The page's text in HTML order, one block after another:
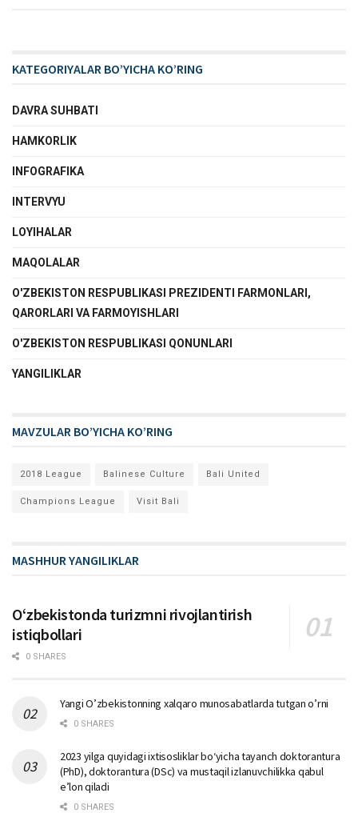
KATEGORIYALAR BO’YICHA KO’RING
DAVRA SUHBATI
HAMKORLIK
INFOGRAFIKA
INTERVYU
LOYIHALAR
MAQOLALAR
O'ZBEKISTON RESPUBLIKASI PREZIDENTI FARMONLARI,
QARORLARI VA FARMOYISHLARI
O'ZBEKISTON RESPUBLIKASI QONUNLARI
YANGILIKLAR
MAVZULAR BO’YICHA KO’RING
2018 League Balinese Culture Bali United
Champions League Visit Bali
MASHHUR YANGILIKLAR
Oʻzbekistonda turizmni rivojlantirish
istiqbollari
0 SHARES
Yangi O’zbekistonning xalqaro munosabatlarda tutgan o’rni
0 SHARES
2023 yilga quyidagi ixtisosliklar bо‘yicha tayanch doktorantura
(PhD), doktorantura (DSc) va mustaqil izlanuvchilikka qabul
e’lon qiladi
0 SHARES